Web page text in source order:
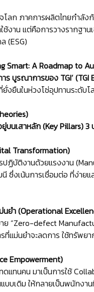
ก ภาคการผลิตไทยกำลัง
ช้งาน แต่คือการวางรากฐ
(ESG)
Smart: A Roadmap to
ร บูรณาการของ TGI’ (TGI
งยืนในห่วงโซ่อุปทานระดับโ
บนเสาหลัก (Key Pillars) 3
Transformation)
ฏิบัติงานด้วยแรงงาน
ซึ่งเน้นการเชื่อมต่อ ที่ง่าย
นยำ (Operational
าย “Zero-defect
แม่นยำจะลดการ ใช้ทรัพยา
Empowerment)
แทนคน มาเป็นการใช้
บบเดิม ให้กลายเป็นพนักง